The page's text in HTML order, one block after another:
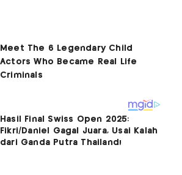
Hasil Final Swiss Open 2025:
Fikri/Daniel Gagal Juara, Usai Kalah
dari Ganda Putra Thailand!